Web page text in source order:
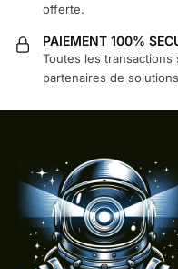
offerte.
PAIEMENT 100%
Toutes les
partenaires de